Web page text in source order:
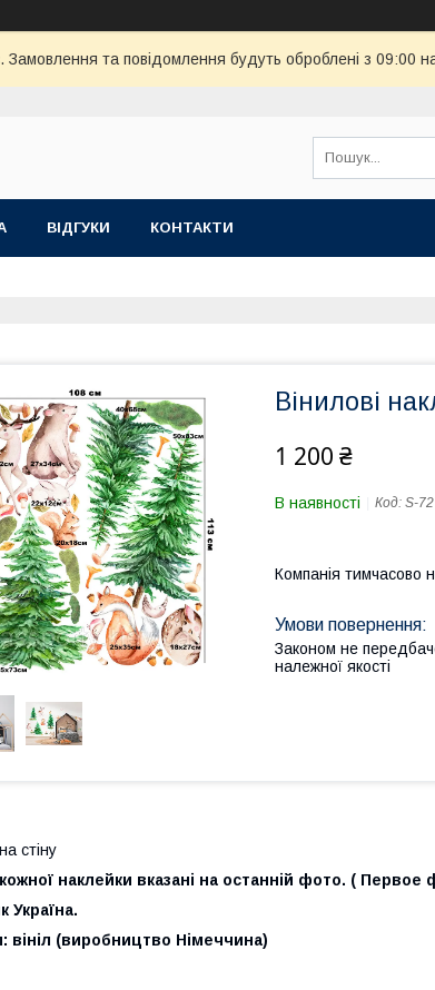
Замовлення та повідомлення будуть оброблені з 09:00
ВІДГУКИ КОНТАКТИ
Вінилові
1 200 ₴
В наявності Код: S-
Компанія тимчасово
Законом не
належної якості
стіну
наклейки вказані на останній фото. (
Україна.
вініл (виробництво Німеччина)